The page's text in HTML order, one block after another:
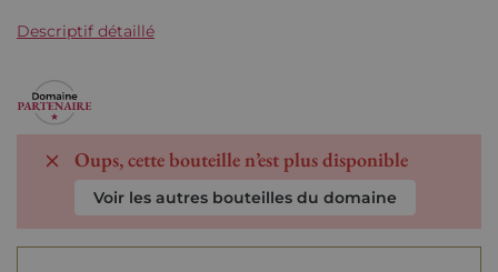
Descriptif détaillé
Oups, cette bouteille n’est plus disponible
Voir les autres bouteilles du domaine